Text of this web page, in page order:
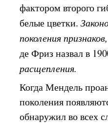
фактором второго
белые цветки.
поколения
де Фриз назвал в
расщепления.
Когда Мендель
поколения
обнаружил во всех